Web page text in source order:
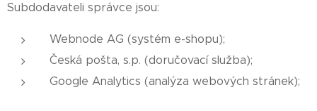
Subdodavateli správce jsou:
Webnode AG (systém e-shopu);
Česká pošta, s.p. (doručovací služba);
Google Analytics (analýza webových stránek);